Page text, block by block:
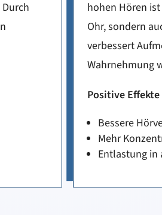
hohen Hören
Ohr, sondern
verbessert
Wahrnehmung
Positive
Bessere
Mehr
Entlastung